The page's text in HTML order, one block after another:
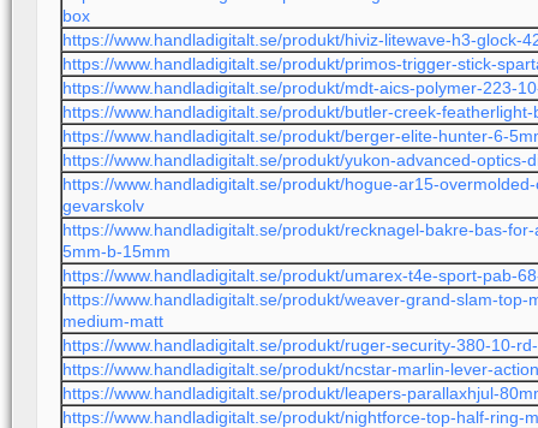
box
https://www.handladigitalt.se/produkt/hiviz-litewave-h3-glock-
https://www.handladigitalt.se/produkt/primos-trigger-stick-
https://www.handladigitalt.se/produkt/mdt-aics-polymer-223-
https://www.handladigitalt.se/produkt/butler-creek-
https://www.handladigitalt.se/produkt/berger-elite-hunter-6-
https://www.handladigitalt.se/produkt/yukon-advanced-optics-
https://www.handladigitalt.se/produkt/hogue-ar15-
gevarskolv
https://www.handladigitalt.se/produkt/recknagel-bakre-bas-
5mm-b-15mm
https://www.handladigitalt.se/produkt/umarex-t4e-sport-pab-
https://www.handladigitalt.se/produkt/weaver-grand-slam-top-
medium-matt
https://www.handladigitalt.se/produkt/ruger-security-380-10-
https://www.handladigitalt.se/produkt/ncstar-marlin-lever-
https://www.handladigitalt.se/produkt/leapers-parallaxhjul-
https://www.handladigitalt.se/produkt/nightforce-top-half-ring-